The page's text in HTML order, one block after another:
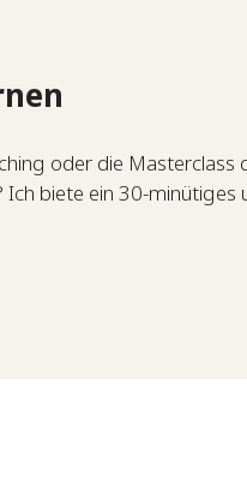
oder die Masterclass
biete ein 30-minütiges